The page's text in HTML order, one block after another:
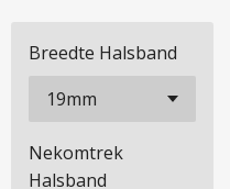
Breedte Halsband
Nekomtrek
Halsband